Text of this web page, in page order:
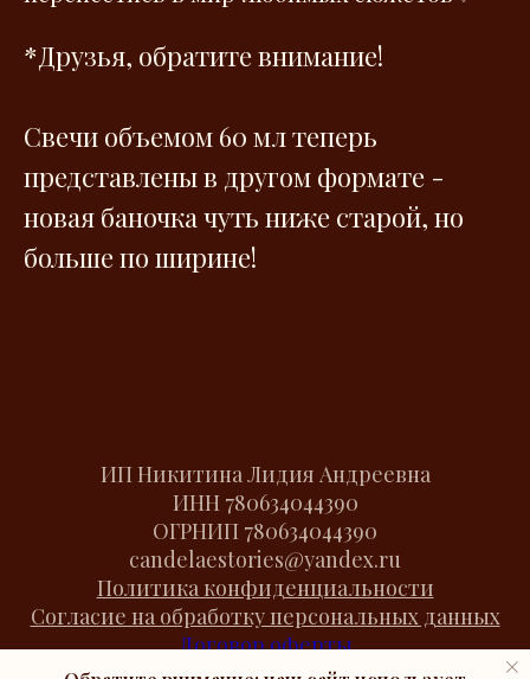
*Друзья, обратите внимание!
Свечи объемом 60 мл теперь
представлены в другом формате -
новая баночка чуть ниже старой, но
больше по ширине!
ИП Никитина Лидия Андреевна
ИНН 780634044390
ОГРНИП 780634044390
candelaestories@yandex.ru
Политика конфиденциальности
Согласие на обработку персональных данных
Договор оферты
Cookies